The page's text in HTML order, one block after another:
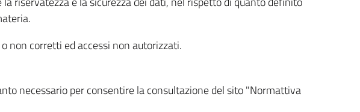
non corretti ed accessi non autorizzati.
necessario per consentire la consultazione del sito "Normattiva